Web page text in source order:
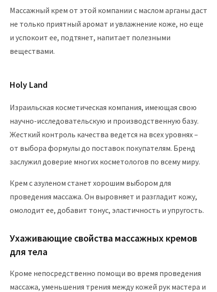
Массажный крем от этой компании с маслом арганы даст
не только приятный аромат и увлажнение коже, но еще
и успокоит ее, подтянет, напитает полезными
веществами.
Holy Land
Израильская косметическая компания, имеющая свою
научно-исследовательскую и производственную базу.
Жесткий контроль качества ведется на всех уровнях –
от выбора формулы до поставок покупателям. Бренд
заслужил доверие многих косметологов по всему миру.
Крем с азуленом станет хорошим выбором для
проведения массажа. Он выровняет и разгладит кожу,
омолодит ее, добавит тонус, эластичность и упругость.
Ухаживающие свойства массажных кремов
для тела
Кроме непосредственно помощи во время проведения
массажа, уменьшения трения между кожей рук мастера и